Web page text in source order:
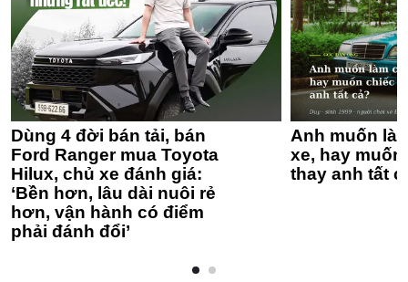
Dùng 4 đời bán tải, bán
Ford Ranger mua Toyota
Hilux, chủ xe đánh giá:
‘Bền hơn, lâu dài nuôi rẻ
hơn, vận hành có điểm
phải đánh đổi’
Anh muốn
xe, hay
thay anh tất